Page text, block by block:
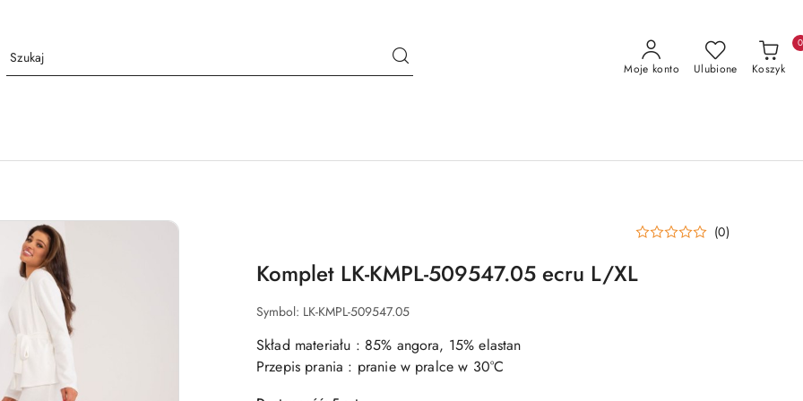
Moje konto Ulubione Koszyk
0
(0)
Komplet LK-KMPL-509547.05 ecru L/XL
Symbol: LK-KMPL-509547.05
Skład materiału : 85% angora, 15% elastan
Przepis prania : pranie w pralce w 30°C